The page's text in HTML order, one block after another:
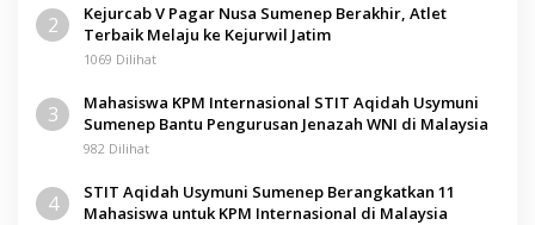
2
Kejurcab V Pagar Nusa Sumenep Berakhir, Atlet
Terbaik Melaju ke Kejurwil Jatim
1069 Dilihat
3
Mahasiswa KPM Internasional STIT Aqidah Usymuni
Sumenep Bantu Pengurusan Jenazah WNI di Malaysia
982 Dilihat
4
STIT Aqidah Usymuni Sumenep Berangkatkan 11
Mahasiswa untuk KPM Internasional di Malaysia